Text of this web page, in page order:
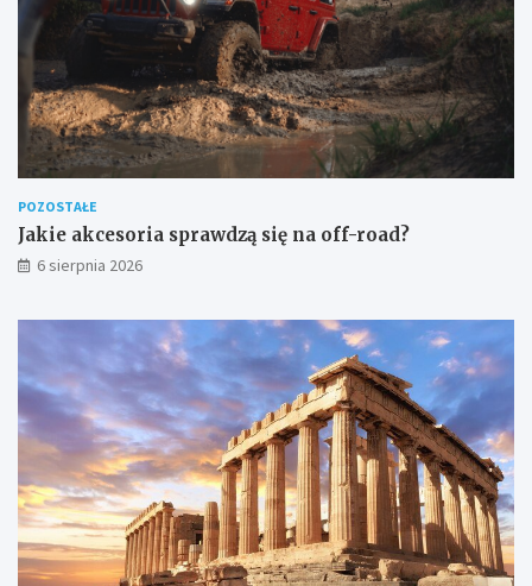
POZOSTAŁE
Jakie akcesoria sprawdzą się na off-road?
6 sierpnia 2026